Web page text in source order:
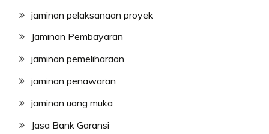
jaminan pelaksanaan proyek
Jaminan Pembayaran
jaminan pemeliharaan
jaminan penawaran
jaminan uang muka
Jasa Bank Garansi